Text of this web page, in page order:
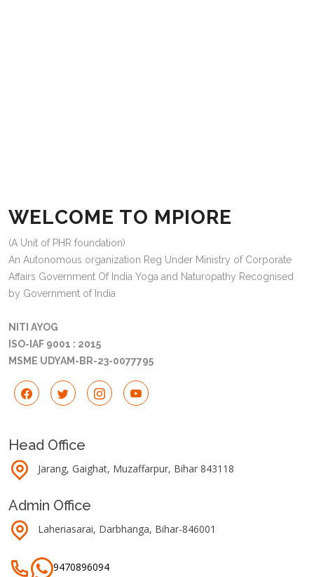
WELCOME TO MPIORE
(A Unit of PHR foundation)
An Autonomous organization Reg Under Ministry of Corporate
Affairs Government Of India Yoga and Naturopathy Recognised
by Government of India
NITI AYOG
ISO-IAF 9001 : 2015
MSME UDYAM-BR-23-0077795
Head Office
Jarang, Gaighat, Muzaffarpur, Bihar 843118
Admin Office
Laheriasarai, Darbhanga, Bihar-846001
9470896094